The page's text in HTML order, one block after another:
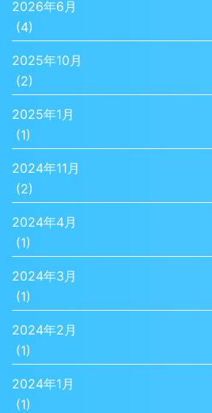
2026年6月
(4)
2025年10月
(2)
2025年1月
(1)
2024年11月
(2)
2024年4月
(1)
2024年3月
(1)
2024年2月
(1)
2024年1月
(1)